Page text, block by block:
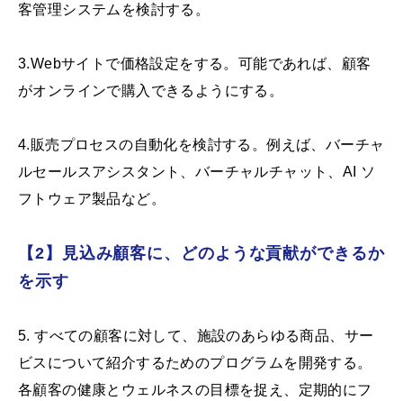
客管理システムを検討する。
3.Webサイトで価格設定をする。可能であれば、顧客
がオンラインで購入できるようにする。
4.販売プロセスの自動化を検討する。例えば、バーチャ
ルセールスアシスタント、バーチャルチャット、AI ソ
フトウェア製品など。
【2】見込み顧客に、どのような貢献ができるか
を示す
5. すべての顧客に対して、施設のあらゆる商品、サー
ビスについて紹介するためのプログラムを開発する。
各顧客の健康とウェルネスの目標を捉え、定期的にフ